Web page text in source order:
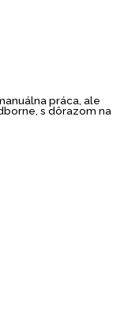
práca, ale
s dôrazom na